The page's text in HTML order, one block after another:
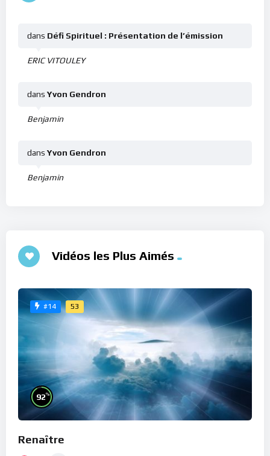
ERIC VITOULEY
dans Défi Spirituel : Présentation de l’émission
Benjamin
dans Yvon Gendron
Benjamin
dans Yvon Gendron
Vidéos les Plus Aimés
#14 53
92%
Renaître